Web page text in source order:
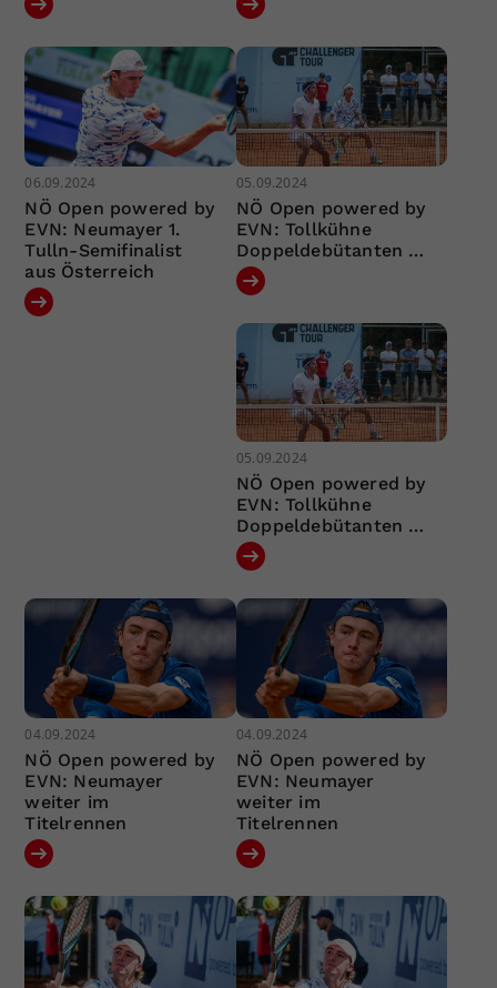
06.09.2024
NÖ Open powered by
EVN: Neumayer 1.
Tulln-Semifinalist
aus Österreich
05.09.2024
NÖ Open powered by
EVN: Tollkühne
Doppeldebütanten …
05.09.2024
NÖ Open powered by
EVN: Tollkühne
Doppeldebütanten …
04.09.2024
NÖ Open powered by
EVN: Neumayer
weiter im
Titelrennen
04.09.2024
NÖ Open powered by
EVN: Neumayer
weiter im
Titelrennen